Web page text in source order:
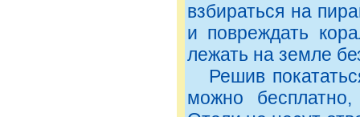
взбираться на
и повреждать
лежать на земле
Решив
можно